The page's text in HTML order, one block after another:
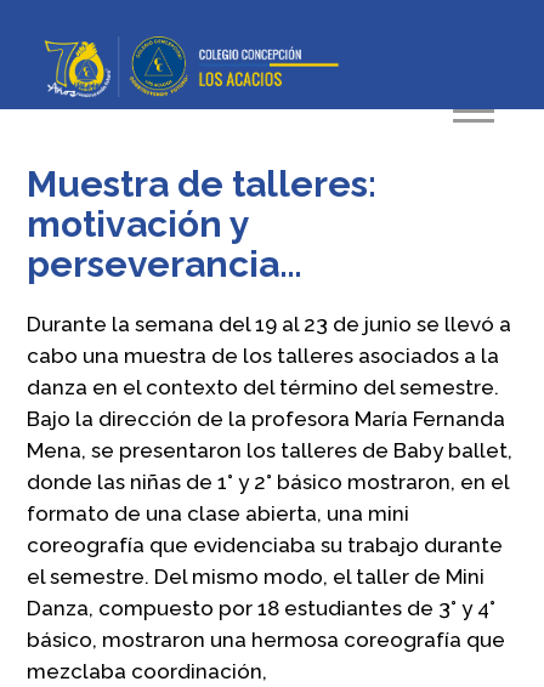
Muestra de talleres:
motivación y
perseverancia…
Durante la semana del 19 al 23 de junio se llevó a
cabo una muestra de los talleres asociados a la
danza en el contexto del término del semestre.
Bajo la dirección de la profesora María Fernanda
Mena, se presentaron los talleres de Baby ballet,
donde las niñas de 1° y 2° básico mostraron, en el
formato de una clase abierta, una mini
coreografía que evidenciaba su trabajo durante
el semestre. Del mismo modo, el taller de Mini
Danza, compuesto por 18 estudiantes de 3° y 4°
básico, mostraron una hermosa coreografía que
mezclaba coordinación,